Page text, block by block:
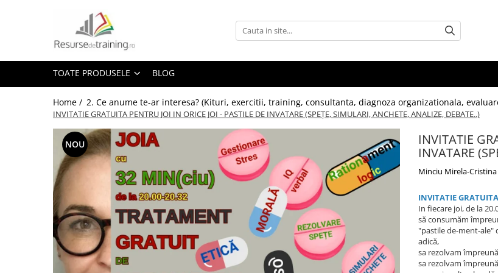
Toate Produsele
dezvolti? (Ce Teme / Competente.. )
Abilitati de Trainer / Evaluator /
Psiholog / Facilitator
Abilitati de Vanzare
ANTI: hartuire / mobbing / bullying
/ urmarire / frauda / coruptie
Asumare / Responsabilitate
Atentie si Memorie
COMANDA-CONTROL-
CONSULTANTA MILITARA SI DE
TOATE PRODUSELE BLOG
Home / 2. Ce anume te-ar interesa? (Kituri, exercitii, training, consultanta, diagnoza organizationala,
INVITATIE GRATUITA PENTRU JOI IN ORICE JOI - PASTILE DE INVATARE (SPEȚE, SIMULARI, ANCHETE, ANALIZE, DEBATE..)
INVITATIE
INVATARE
Minciu Mirela-Cristina
NOU
INVITATIE GRATUITA
In fiecare joi, de la
să consumăm
"pastile de-ment-ale"
adică,
sa rezolvam
sa rezolvam